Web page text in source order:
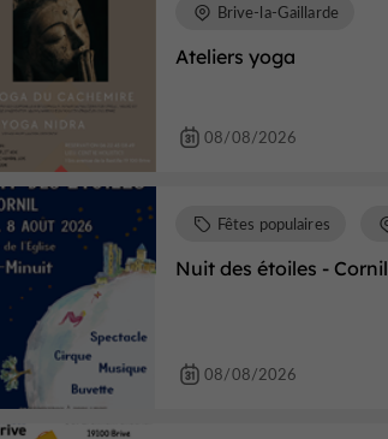
Ateliers yoga
Brive-la-Gaillarde
08/08/2026
Nuit des étoiles - Cornil
Fêtes populaires
08/08/2026